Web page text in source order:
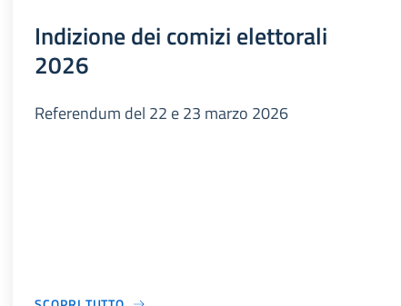
Indizione dei comizi elettorali
2026
Referendum del 22 e 23 marzo 2026